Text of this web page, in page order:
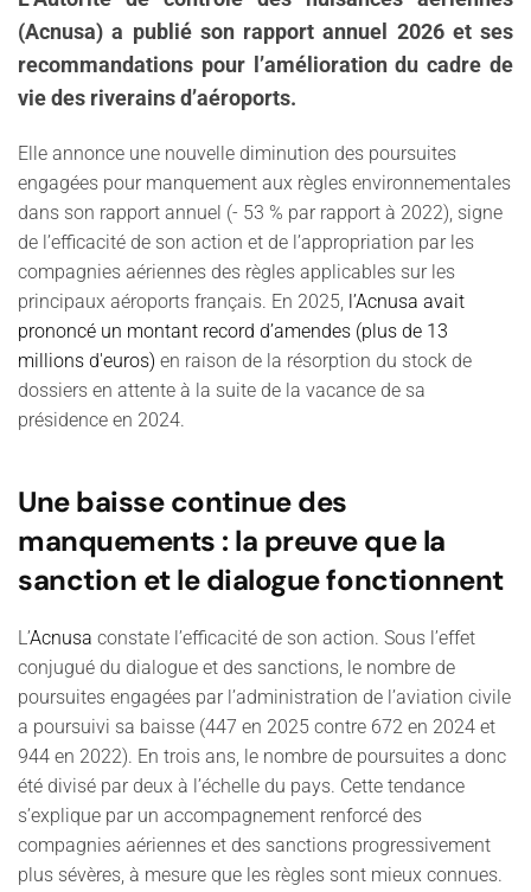
(Acnusa) a publié son rapport annuel 2026 et ses
recommandations pour l’amélioration du cadre de
vie des riverains d’aéroports.
Elle annonce une nouvelle diminution des poursuites
engagées pour manquement aux règles environnementales
dans son rapport annuel (- 53 % par rapport à 2022), signe
de l’efficacité de son action et de l’appropriation par les
compagnies aériennes des règles applicables sur les
principaux aéroports français. En 2025, l’Acnusa avait
prononcé un montant record d’amendes (plus de 13
millions d'euros) en raison de la résorption du stock de
dossiers en attente à la suite de la vacance de sa
présidence en 2024.
Une baisse continue des
manquements : la preuve que la
sanction et le dialogue fonctionnent
L’Acnusa constate l’efficacité de son action. Sous l’effet
conjugué du dialogue et des sanctions, le nombre de
poursuites engagées par l’administration de l’aviation civile
a poursuivi sa baisse (447 en 2025 contre 672 en 2024 et
944 en 2022). En trois ans, le nombre de poursuites a donc
été divisé par deux à l’échelle du pays. Cette tendance
s’explique par un accompagnement renforcé des
compagnies aériennes et des sanctions progressivement
plus sévères, à mesure que les règles sont mieux connues.